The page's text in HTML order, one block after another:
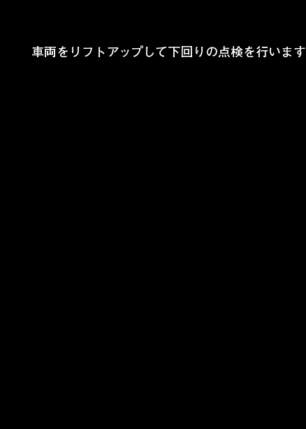
車両をリフトアップして下回りの点検を行います